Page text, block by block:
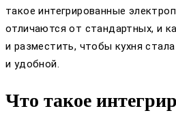
такое интегрированные
отличаются от стандартных, и
и разместить, чтобы кухня
и удобной.
Что такое